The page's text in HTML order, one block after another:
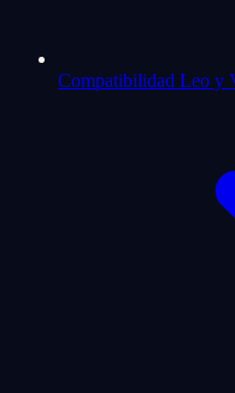
Compatibilidad Leo y